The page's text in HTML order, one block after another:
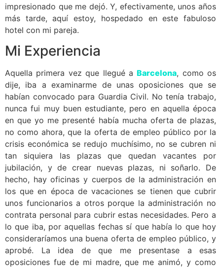
impresionado que me dejó. Y, efectivamente, unos años
más tarde, aquí estoy, hospedado en este fabuloso
hotel con mi pareja.
Mi Experiencia
Aquella primera vez que llegué aBarcelona, como os
dije, iba a examinarme de unas oposiciones que se
habían convocado para Guardia Civil. No tenía trabajo,
nunca fui muy buen estudiante, pero en aquella época
en que yo me presenté había mucha oferta de plazas,
no como ahora, que la oferta de empleo público por la
crisis económica se redujo muchísimo, no se cubren ni
tan siquiera las plazas que quedan vacantes por
jubilación, y de crear nuevas plazas, ni soñarlo. De
hecho, hay oficinas y cuerpos de la administración en
los que en época de vacaciones se tienen que cubrir
unos funcionarios a otros porque la administración no
contrata personal para cubrir estas necesidades. Pero a
lo que iba, por aquellas fechas sí que había lo que hoy
consideraríamos una buena oferta de empleo público, y
aprobé. La idea de que me presentase a esas
oposiciones fue de mi madre, que me animó, y como